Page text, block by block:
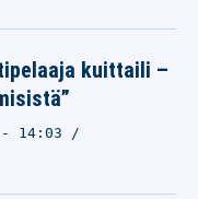
kuittaili –
- 14:03